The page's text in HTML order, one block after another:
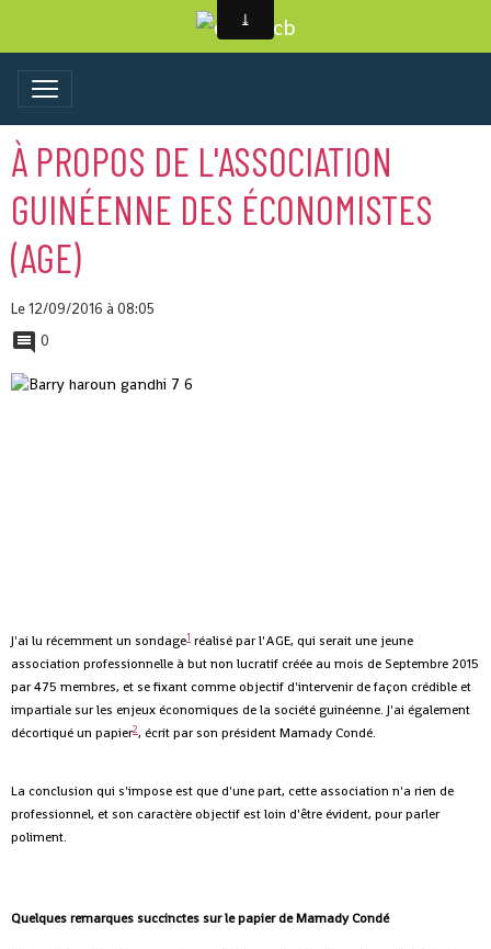
À PROPOS DE L'ASSOCIATION
GUINÉENNE DES ÉCONOMISTES
(AGE)
Le 12/09/2016 à 08:05
0
J'ai lu récemment un sondage1 réalisé par l'AGE, qui serait une jeune
association professionnelle à but non lucratif créée au mois de Septembre 2015
par 475 membres, et se fixant comme objectif d'intervenir de façon crédible et
impartiale sur les enjeux économiques de la société guinéenne. J'ai également
décortiqué un papier2, écrit par son président Mamady Condé.
La conclusion qui s'impose est que d'une part, cette association n'a rien de
professionnel, et son caractère objectif est loin d'être évident, pour parler
poliment.
Quelques remarques succinctes sur le papier de Mamady Condé